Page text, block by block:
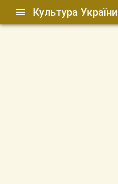
Культура України